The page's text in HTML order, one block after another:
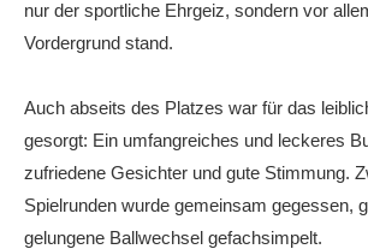
TRAINING
Trainingszeiten
Platz buchen
Kinder- und Jugendtraining
EVENTS & TURNIERE
nur der sportliche Ehrgeiz, sondern vor
Vordergrund stand.
Auch abseits des Platzes war für das
gesorgt: Ein umfangreiches und leckeres
zufriedene Gesichter und gute Stimmung.
Spielrunden wurde gemeinsam gegessen,
gelungene Ballwechsel gefachsimpelt.